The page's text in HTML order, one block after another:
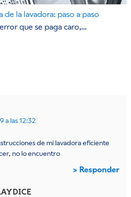
la lavadora: paso a paso
que se paga caro,…
a las 12:32
de mi lavadora eficiente
no lo encuentro
Responder
DICE